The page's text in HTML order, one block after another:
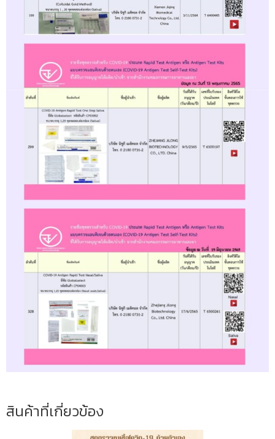
สินค้าที่เกี่ยวข้อง